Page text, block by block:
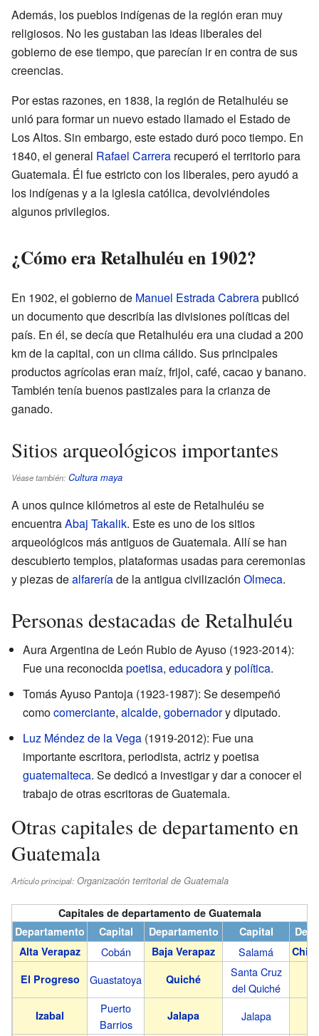
Además, los pueblos indígenas de la región eran muy
religiosos. No les gustaban las ideas liberales del
gobierno de ese tiempo, que parecían ir en contra de sus
creencias.
Por estas razones, en 1838, la región de Retalhuléu se
unió para formar un nuevo estado llamado el Estado de
Los Altos. Sin embargo, este estado duró poco tiempo. En
1840, el general Rafael Carrera recuperó el territorio para
Guatemala. Él fue estricto con los liberales, pero ayudó a
los indígenas y a la iglesia católica, devolviéndoles
algunos privilegios.
¿Cómo era Retalhuléu en 1902?
En 1902, el gobierno de Manuel Estrada Cabrerapublicó
un documento que describía las divisiones políticas del
país. En él, se decía que Retalhuléu era una ciudad a 200
km de la capital, con un clima cálido. Sus principales
productos agrícolas eran maíz, frijol, café, cacao y banano.
También tenía buenos pastizales para la crianza de
ganado.
Sitios arqueológicos importantes
Véase también: Cultura maya
A unos quince kilómetros al este de Retalhuléu se
encuentraAbaj Takalik. Este es uno de los sitios
arqueológicos más antiguos de Guatemala. Allí se han
descubierto templos, plataformas usadas para ceremonias
y piezas dealfareríade la antigua civilización Olmeca.
Personas destacadas de Retalhuléu
Aura Argentina de León Rubio de Ayuso (1923-2014):
Fue una reconocidapoetisa, educadoraypolítica.
Tomás Ayuso Pantoja (1923-1987): Se desempeñó
comocomerciante, alcalde, gobernadory diputado.
Luz Méndez de la Vega (1919-2012): Fue una
importante escritora, periodista, actriz y poetisa
guatemalteca. Se dedicó a investigar y dar a conocer el
trabajo de otras escritoras de Guatemala.
Otras capitales de departamento en
Guatemala
Artículo principal: Organización territorial de Guatemala
Capitales de departamento de Guatemala
Departamento
Capital Departamento Capital
Alta Verapaz
Cobán Baja Verapaz Salamá
El Progreso
Guastatoya Quiché
Santa Cruz
del Quiché
Izabal
Puerto
Barrios
Jalapa Jalapa